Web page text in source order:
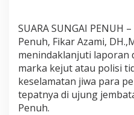
a
n
P
e
n
g
e
SUARA SUNGAI PENUH
Penuh, Fikar Azami,
menindaklanjuti laporan
marka kejut atau polisi
keselamatan jiwa para
tepatnya di ujung
Penuh.